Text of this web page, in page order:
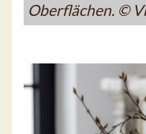
Oberflächen. ©